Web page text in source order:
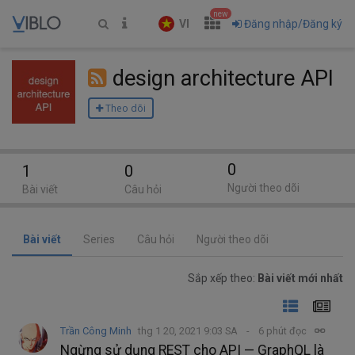
VI
new
Đăng nhập/Đăng ký
design architecture API
Theo dõi
Bài viết Series Câu hỏi Người theo dõi
Sắp xếp theo: Bài viết mới nhất
Trần Công Minh thg 1 20, 2021 9:03 SA 6 phút đọc
Ngừng sử dụng REST cho API — GraphQL là
1
Bài viết
0
Câu hỏi
0
Người theo dõi